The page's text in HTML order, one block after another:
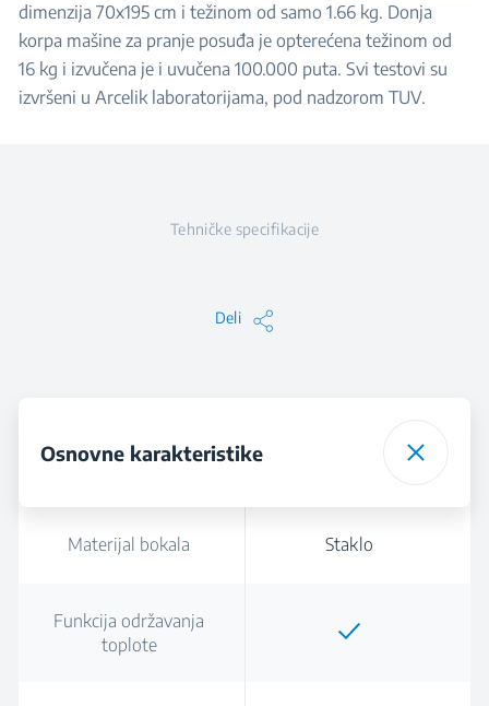
dimenzija 70x195 cm i težinom od samo 1.66 kg. Donja
korpa mašine za pranje posuđa je opterećena težinom od
16 kg i izvučena je i uvučena 100.000 puta. Svi testovi su
izvršeni u Arcelik laboratorijama, pod nadzorom TUV.
Tehničke specifikacije
Deli
Osnovne karakteristike
Materijal bokala Staklo
Funkcija održavanja
toplote